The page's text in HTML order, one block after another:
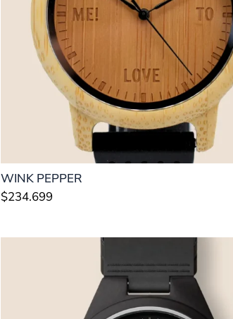
WINK PEPPER
$234.699